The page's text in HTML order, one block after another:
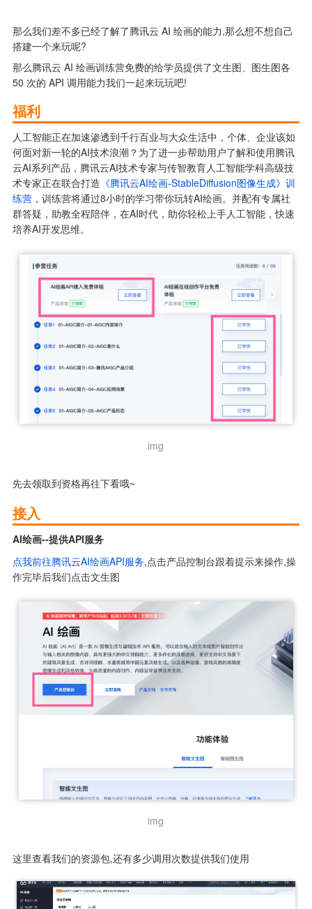
那么我们差不多已经了解了腾讯云 AI 绘画的能力,那么想不想自己
搭建一个来玩呢?
那么腾讯云 AI 绘画训练营免费的给学员提供了文生图、图生图各
50 次的 API 调用能力我们一起来玩玩吧!
福利
人工智能正在加速渗透到千行百业与大众生活中，个体、企业该如
何面对新一轮的AI技术浪潮？为了进一步帮助用户了解和使用腾讯
云AI系列产品，腾讯云AI技术专家与传智教育人工智能学科高级技
术专家正在联合打造 《腾讯云AI绘画-StableDiffusion图像生成》训
练营 ，训练营将通过8小时的学习带你玩转AI绘画。并配有专属社
群答疑，助教全程陪伴，在AI时代，助你轻松上手人工智能，快速
培养AI开发思维。
img
先去领取到资格再往下看哦~
接入
AI绘画--提供API服务
点我前往腾讯云AI绘画API服务,点击产品控制台跟着提示来操作,操
作完毕后我们点击文生图
img
这里查看我们的资源包,还有多少调用次数提供我们使用